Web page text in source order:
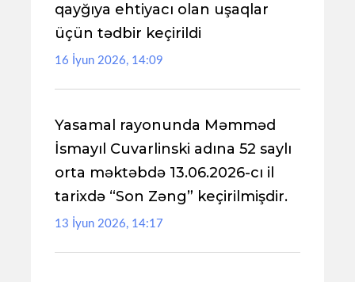
qayğıya ehtiyacı olan uşaqlar
üçün tədbir keçirildi
16 İyun 2026, 14:09
Yasamal rayonunda Məmməd
İsmayıl Cuvarlinski adına 52 saylı
orta məktəbdə 13.06.2026-cı il
tarixdə “Son Zəng” keçirilmişdir.
13 İyun 2026, 14:17